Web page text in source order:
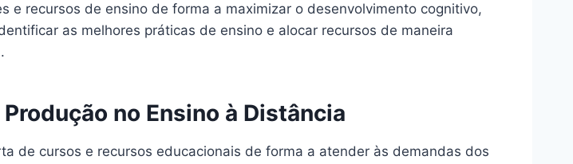
e recursos de ensino de forma a maximizar o desenvolvimento cognitivo,
as melhores práticas de ensino e alocar recursos de maneira
no Ensino à Distância
de cursos e recursos educacionais de forma a atender às demandas dos